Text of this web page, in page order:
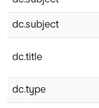
dc.subject
dc.title
dc.type